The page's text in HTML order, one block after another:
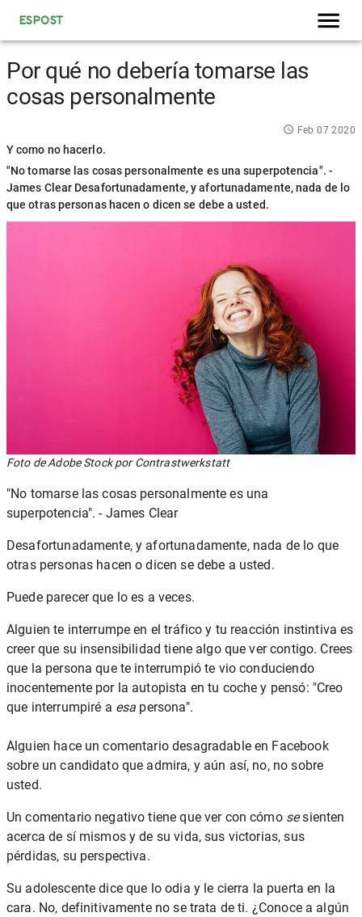
ESPOST
Por qué no debería tomarse las
cosas personalmente
Feb 07 2020
Y como no hacerlo.
"No tomarse las cosas personalmente es una superpotencia". -
James Clear Desafortunadamente, y afortunadamente, nada de lo
que otras personas hacen o dicen se debe a usted.
Foto de Adobe Stock por Contrastwerkstatt
"No tomarse las cosas personalmente es una
superpotencia". - James Clear
Desafortunadamente, y afortunadamente, nada de lo que
otras personas hacen o dicen se debe a usted.
Puede parecer que lo es a veces.
Alguien te interrumpe en el tráfico y tu reacción instintiva es
creer que su insensibilidad tiene algo que ver contigo. Crees
que la persona que te interrumpió te vio conduciendo
inocentemente por la autopista en tu coche y pensó: "Creo
que interrumpiré a esa persona".
Alguien hace un comentario desagradable en Facebook
sobre un candidato que admira, y aún así, no, no sobre
usted.
Un comentario negativo tiene que ver con cómo sesienten
acerca de sí mismos y de su vida, sus victorias, sus
pérdidas, su perspectiva.
Su adolescente dice que lo odia y le cierra la puerta en la
cara. No, definitivamente no se trata de ti. ¿Conoce a algún